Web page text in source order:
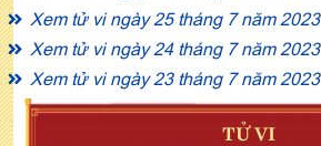
Xem tử vi ngày 25 tháng 7 năm 2023
Xem tử vi ngày 24 tháng 7 năm 2023
Xem tử vi ngày 23 tháng 7 năm 2023
TỬ VI